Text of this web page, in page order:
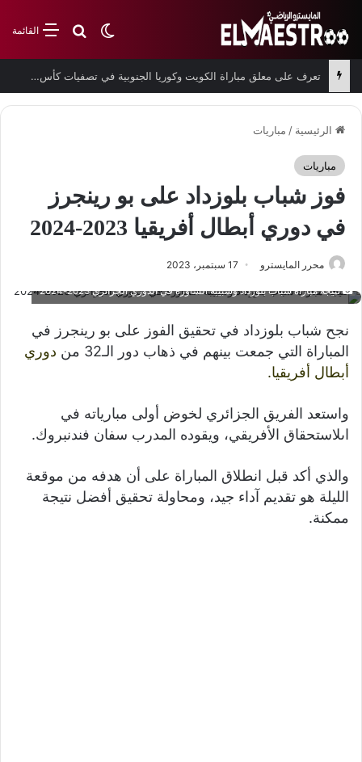
القائمةبحث عن
الوضع المظلم
تعرف على معلق مباراة الكويت وكوريا الجنوبية في تصفيات كأس العالم
الرئيسية / مباريات
مباريات
فوز شباب بلوزداد على بو رينجرز
في دوري أبطال أفريقيا 2023-2024
محرر المايسترو 17 سبتمبر، 2023
نتيجة مباراة شباب بلوزداد وشبيبة الساورة في الدوري الجزائري 2023-2024
نجح شباب بلوزداد في تحقيق الفوز على بو رينجرز في
المباراة التي جمعت بينهم في ذهاب دور الـ32 من
دوري
أبطال أفريقيا.
واستعد الفريق الجزائري لخوض أولى مبارياته في
اىلاستحقاق الأفريقي، ويقوده المدرب سفان فندنبروك.
والذي أكد قبل انطلاق المباراة على أن هدفه من موقعة
الليلة هو تقديم آداء جيد، ومحاولة تحقيق أفضل نتيجة
ممكنة.